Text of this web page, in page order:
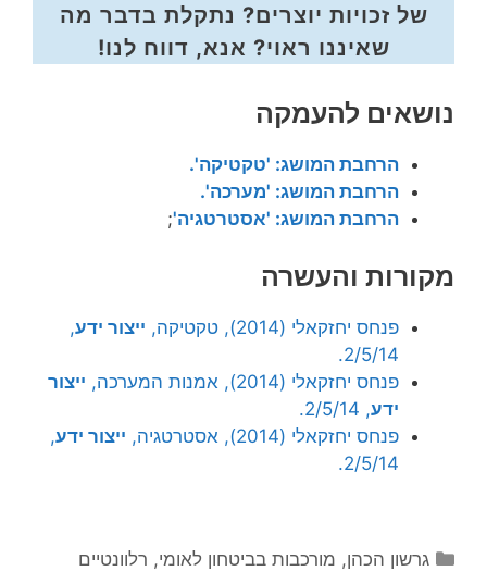
של זכויות יוצרים? נתקלת בדבר מה
שאיננו ראוי? אנא, דווח לנו!
נושאים להעמקה
הרחבת המושג: 'טקטיקה'.
הרחבת המושג: 'מערכה'.
הרחבת המושג: 'אסטרטגיה';
מקורות והעשרה
פנחס יחזקאלי (2014), טקטיקה, ייצור ידע,
2/5/14.
פנחס יחזקאלי (2014), אמנות המערכה,
ייצור
ידע, 2/5/14.
פנחס יחזקאלי (2014), אסטרטגיה,
ייצור ידע,
2/5/14.
קטגוריות
גרשון הכהן, מורכבות בביטחון לאומי, רלוונטיים